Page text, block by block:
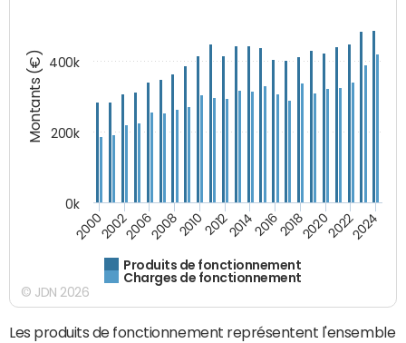
Montants (€)
Produits de fonctionnement
Charges de fonctionnement
200020022006200820102012201420162018202020222024
0k
200k
400k
© JDN 2026
Les produits de fonctionnement représentent l'ensemble